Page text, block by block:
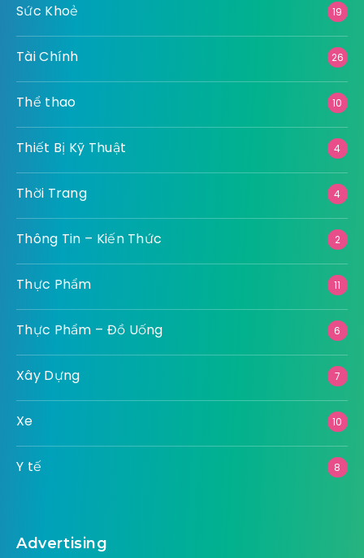
Sức Khoẻ 19
Tài Chính 26
Thể thao 10
Thiết Bị Kỹ Thuật 4
Thời Trang 4
Thông Tin – Kiến Thức 2
Thực Phẩm 11
Thực Phẩm – Đồ Uống 6
Xây Dựng 7
Xe 10
Y tế 8
Advertising